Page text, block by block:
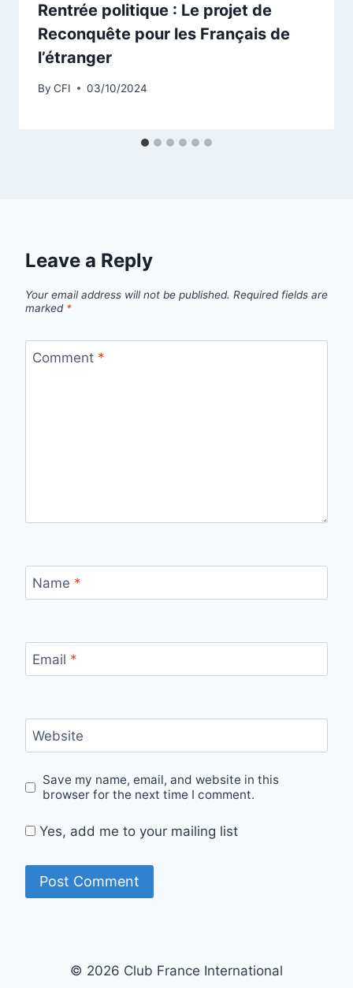
Rentrée politique : Le projet de
Reconquête pour les Français de
l’étranger
By CFI 03/10/2024
Leave a Reply
Your email address will not be published. Required fields are
marked *
Comment *
Name *
Email *
Website
Save my name, email, and website in this
browser for the next time I comment.
Yes, add me to your mailing list
© 2026 Club France International